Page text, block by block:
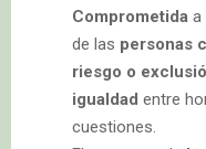
Comprometida a
de las personas
riesgo o
igualdad entre
cuestiones.